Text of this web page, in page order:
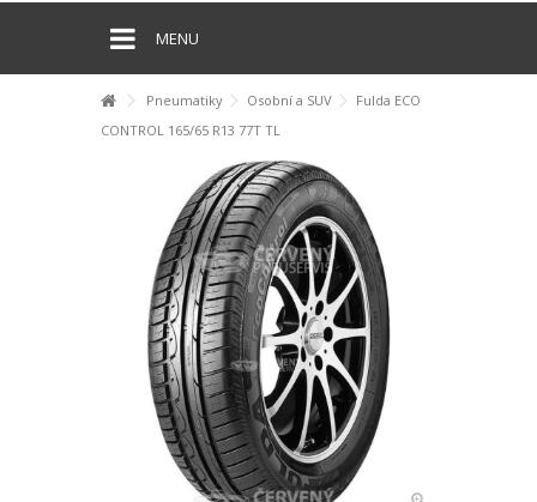
MENU
Pneumatiky Osobní a SUV
Fulda ECO
CONTROL 165/65 R13 77T TL